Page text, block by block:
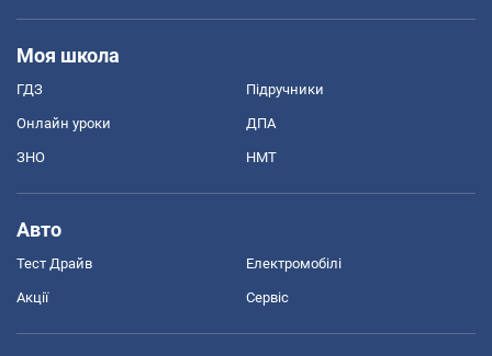
Моя школа
ГДЗ Підручники
Онлайн уроки ДПА
ЗНО НМТ
Авто
Тест Драйв Електромобілі
Акції Сервіс